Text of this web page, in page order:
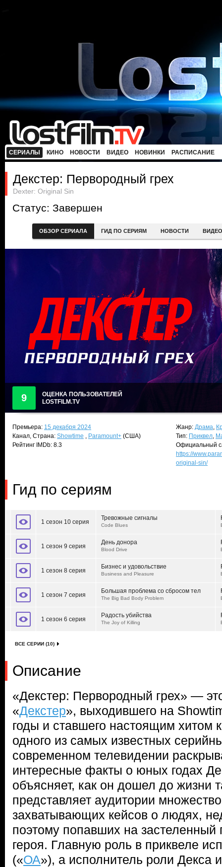
СЕРИАЛЫ КИНО НОВОСТИ ВИДЕО НОВИНКИ РАСПИСАНИЕ
Декстер: Первородный грех
Dexter: Original Sin
Статус: Завершен
ОБЗОР СЕРИАЛА ГИД ПО СЕРИЯМ НОВОСТИ ВИДЕО
9
ОЦЕНКА ПОЛЬЗОВАТЕЛЕЙ
LOSTFILM.TV
Премьера: 15 декабря 2024
Канал, Страна: Showtime , Paramount+ (США)
Рейтинг IMDb: 8.3
Жанр: Драма,
Тип: Приквел,
Официальный
https://
original-sin/
Гид по сериям
1 сезон 10 серия
Тревожные сигналы
Code Blues
1 сезон 9 серия
День донора
Blood Drive
1 сезон 8 серия
Бизнес и удовольствие
Business and Pleasure
1 сезон 7 серия
Большая проблема со сбросом тел
The Big Bad Body Problem
1 сезон 6 серия
Радость убийства
The Joy of Killing
ВСЕ СЕРИИ (10)
Описание
«Декстер: Первородный грех» —
«Декстер», выходившего на
годы и ставшего настоящим хитом
одного из самых известных
современном телевидении
интересные факты о юных годах
объясняет, как он дошел до жизни
представляет аудитории
захватывающих кейсов о людях,
поэтому попавших на застеленный
героя. Главную роль в приквеле
(«ОА»), а исполнитель роли Декса